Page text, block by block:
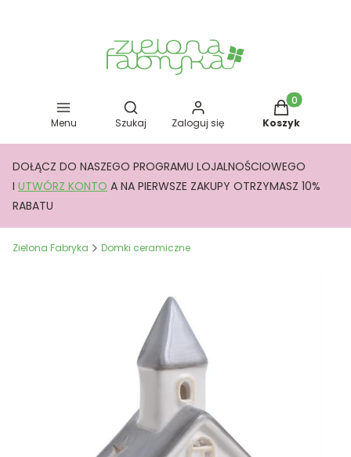
Menu
Otwórz wyszukiwarkę
Szukaj Zaloguj się
Produkty w
Koszyk
DOŁĄCZ DO NASZEGO PROGRAMU LOJALNOŚCIOWEGO
I UTWÓRZ KONTO A NA PIERWSZE ZAKUPY OTRZYMASZ 10%
RABATU
Zielona Fabryka Domki ceramiczne